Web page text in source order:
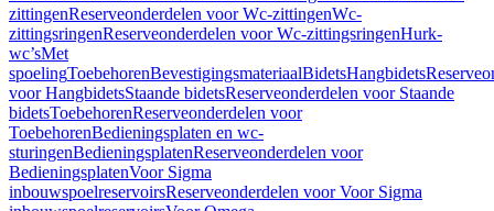
zittingenReserveonderdelen voor Wc-zittingenWc-
zittingsringenReserveonderdelen voor Wc-zittingsringenHurk-
wc’sMet
spoelingToebehorenBevestigingsmateriaalBidetsHangbidets
voor HangbidetsStaande bidetsReserveonderdelen voor Staande
bidetsToebehorenReserveonderdelen voor
ToebehorenBedieningsplaten en wc-
sturingenBedieningsplatenReserveonderdelen voor
BedieningsplatenVoor Sigma
inbouwspoelreservoirsReserveonderdelen voor Voor Sigma